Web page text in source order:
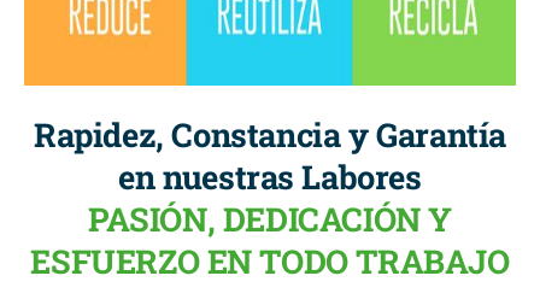
Rapidez, Constancia y Garantía
en nuestras Labores
PASIÓN, DEDICACIÓN Y
ESFUERZO EN TODO TRABAJO